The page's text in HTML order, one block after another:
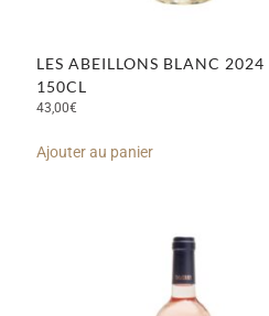
LES ABEILLONS BLANC 2024
150CL
43,00€
Ajouter au panier